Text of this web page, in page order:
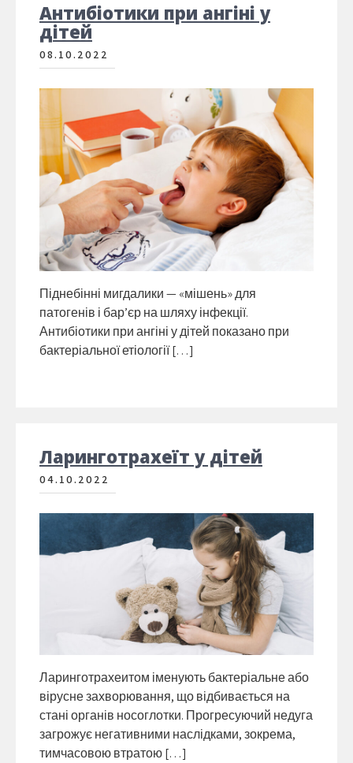
Антибіотики при ангіні у
дітей
08.10.2022
Піднебінні мигдалики — «мішень» для
патогенів і бар’єр на шляху інфекції.
Антибіотики при ангіні у дітей показано при
бактеріальної етіології […]
Ларинготрахеїт у дітей
04.10.2022
Ларинготрахеитом іменують бактеріальне або
вірусне захворювання, що відбивається на
стані органів носоглотки. Прогресуючий недуга
загрожує негативними наслідками, зокрема,
тимчасовою втратою […]